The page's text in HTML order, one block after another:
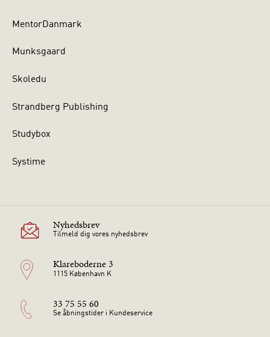
MentorDanmark
Munksgaard
Skoledu
Strandberg Publishing
Studybox
Systime
Nyhedsbrev
Tilmeld dig vores nyhedsbrev
Klareboderne 3
1115 København K
33 75 55 60
Se åbningstider i Kundeservice